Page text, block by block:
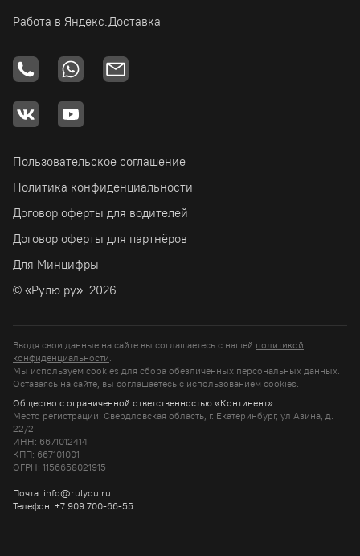
Работа в Яндекс.Доставка
Пользовательское соглашение
Политика конфиденциальности
Договор оферты для водителей
Договор оферты для партнёров
Для Минцифры
© «Рулю.ру». 2026.
Вводя свои данные на сайте вы соглашаетесь с нашей политикой
конфиденциальности
Мы используем cookies для сбора обезличенных персональных данных.
Оставаясь на сайте, вы соглашаетесь c использованием cookies.
Общество с ограниченной ответственностью «Континент»
Место регистрации: Свердловская область, г. Екатеринбург, ул Азина, д.
22/2
ИНН: 6671012414
КПП: 667101001
ОГРН: 1156658021915
Почта: info@rulyou.ru
Телефон: +7 909 700-66-55